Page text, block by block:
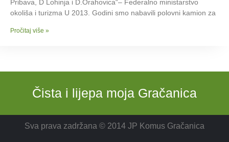
Pribava, D Lohinja i D.Orahovica“– Federalno ministarstvo
okoliša i turizma U 2013. Godini smo nabavili polovni kamion za
Pročitaj više »
Čista i lijepa moja Gračanica
Sva prava zadržana © 2014 JP Komus Gračanica